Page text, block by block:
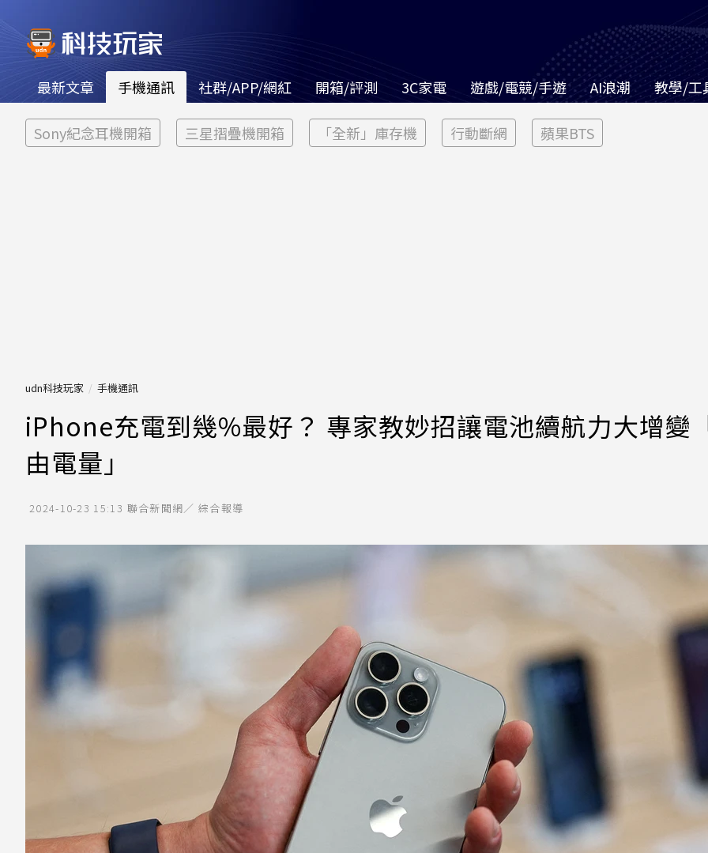
最新文章 手機通訊 社群/APP/網紅 開箱/評測 3C家電 遊戲/電競/手遊 AI浪潮 教學/工
Sony紀念耳機開箱 三星摺疊機開箱 「全新」庫存機 行動斷網 蘋果BTS
udn科技玩家 手機通訊
iPhone充電到幾%最好？ 專家教妙招讓電池續航力大增變
由電量」
2024-10-23 15:13 聯合新聞網／ 綜合報導